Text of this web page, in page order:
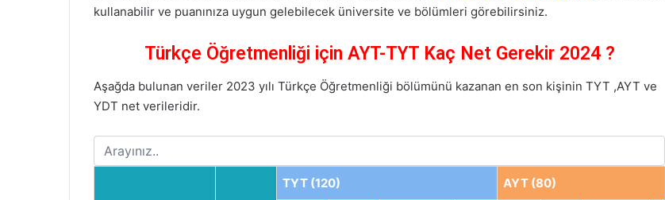
kullanabilir ve puanınıza uygun gelebilecek üniversite ve bölümleri görebilirsiniz.
Türkçe Öğretmenliği için AYT-TYT Kaç Net Gerekir 2024 ?
Aşağda bulunan veriler 2023 yılı Türkçe Öğretmenliği bölümünü kazanan en son kişinin TYT ,AYT ve
YDT net verileridir.
TYT (120) AYT (80)